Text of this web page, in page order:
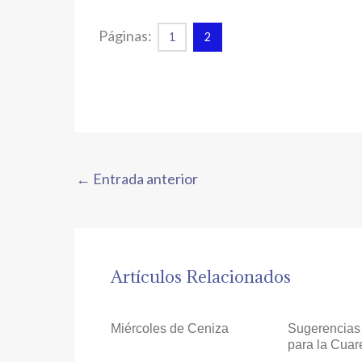
Páginas: 1 2
← Entrada anterior
Artículos Relacionados
Miércoles de Ceniza
para la